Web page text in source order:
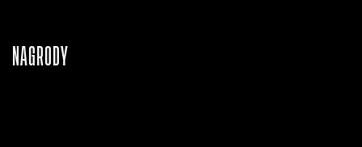
NAGRODY